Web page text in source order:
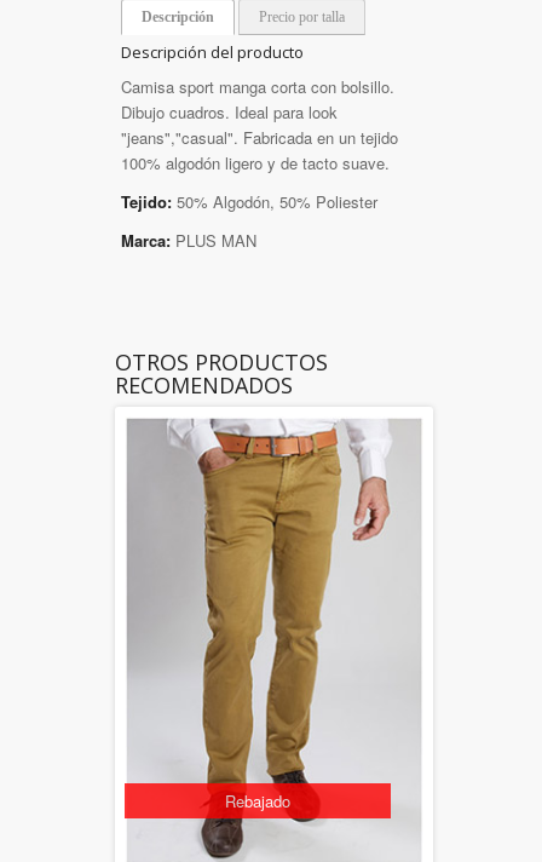
Descripción Precio por talla
Descripción del producto
Camisa sport manga corta con bolsillo.
Dibujo cuadros. Ideal para look
"jeans","casual". Fabricada en un tejido
100% algodón ligero y de tacto suave.
Tejido: 50% Algodón, 50% Poliester
Marca: PLUS MAN
OTROS PRODUCTOS
RECOMENDADOS
Rebajado